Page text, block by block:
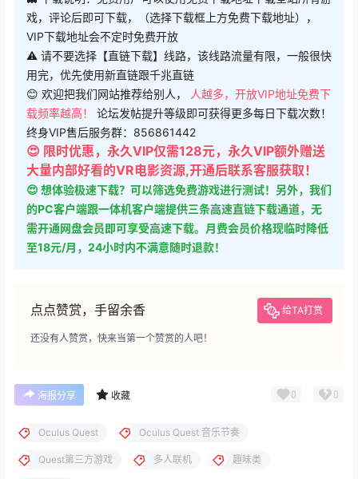
戏，评论后即可下载，（选择下载框上方免费下载地址），
VIP下载地址会不定时免费开放
⚠ 请不要选择【直链下载】线路，该线路流量有限，一般很快
用完，优先使用新直链跟千兆直链
😊 欢迎把我们网站推荐给别人，
人越多，开放VIP地址免费下
载频率越高！ 论坛发帖提升等级即可获得更多每日下载次数！
终身VIP售后服务群：856861442
😍 限时优惠，永久VIP仅需128元，永久VIP额外赠送
大量内部好看的VR电影资源,开通后联系客服获取！
😍 想体验极速下载？可以筛选免费游戏进行测试！另外，我们
的PC客户端跟一体机客户端提供三条高速直链下载通道，无
需开通网盘会员即可享受高速下载。月费会员价格现临时降低
至18元/月，24小时内不满意随时退款！
点点赞赏，手留余香 给TA打赏
还没有人赞赏，快来当第一个赞赏的人吧！
海报分享 收藏 0 0
Oculus Quest Oculus Quest 音乐节奏
Quest第三方游戏 多人联机 趣味类